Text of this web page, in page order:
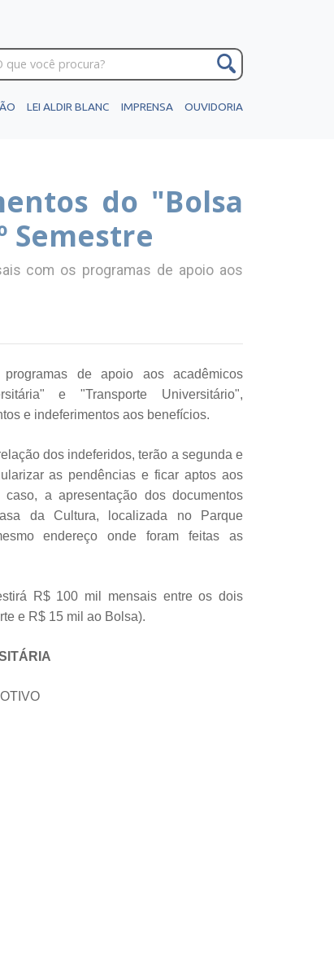
LEI ALDIR BLANC IMPRENSA OUVIDORIA
do "Bolsa
Semestre
com os programas de apoio aos
de apoio aos acadêmicos
e "Transporte Universitário",
e indeferimentos aos benefícios.
dos indeferidos, terão a segunda e
as pendências e ficar aptos aos
a apresentação dos documentos
da Cultura, localizada no Parque
endereço onde foram feitas as
R$ 100 mil mensais entre os dois
e R$ 15 mil ao Bolsa).